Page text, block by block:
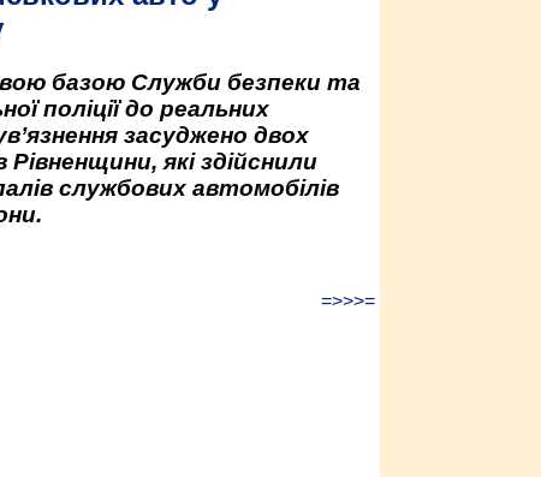
базою Служби безпеки та
поліції до реальних
засуджено двох
Рівненщини, які здійснили
службових автомобілів
=>>>=